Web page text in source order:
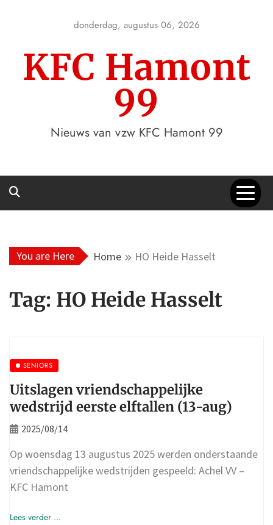
donderdag, augustus 06, 2026
KFC Hamont
99
Nieuws van vzw KFC Hamont 99
You are Here Home HO Heide Hasselt
Tag: HO Heide Hasselt
SENIORS
Uitslagen vriendschappelijke
wedstrijd eerste elftallen (13-aug)
2025/08/14
Op woensdag 13 augustus 2025 werden onderstaande
vriendschappelijke wedstrijden gespeeld: Achel VV –
KFC Hamont
Lees verder ...